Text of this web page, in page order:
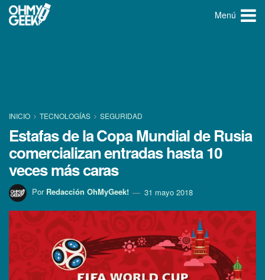
Menú
INICIO TECNOLOGÍ­AS SEGURIDAD
Estafas de la Copa Mundial de Rusia
comercializan entradas hasta 10
veces más caras
Por Redacción OhMyGeek! 31 mayo 2018